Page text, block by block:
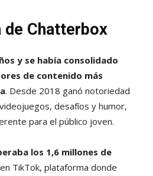
Chatterbox
y se había consolidado
de contenido más
. Desde 2018 ganó notoriedad
desafíos y humor,
para el público joven.
los 1,6 millones de
TikTok, plataforma donde